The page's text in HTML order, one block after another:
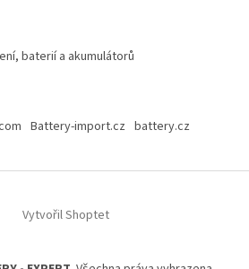
baterií a akumulátorů
Battery-import.cz battery.cz
Vytvořil Shoptet